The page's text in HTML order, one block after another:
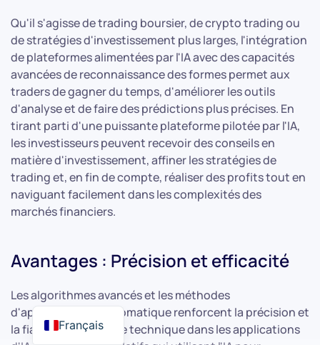
Qu'il s'agisse de trading boursier, de crypto trading ou
de stratégies d'investissement plus larges, l'intégration
de plateformes alimentées par l'IA avec des capacités
avancées de reconnaissance des formes permet aux
traders de gagner du temps, d'améliorer les outils
d'analyse et de faire des prédictions plus précises. En
tirant parti d'une puissante plateforme pilotée par l'IA,
les investisseurs peuvent recevoir des conseils en
matière d'investissement, affiner les stratégies de
trading et, en fin de compte, réaliser des profits tout en
naviguant facilement dans les complexités des
marchés financiers.
Avantages : Précision et efficacité
Les algorithmes avancés et les méthodes
d'apprentissage automatique renforcent la précision et
la fiabilité de l'analyse technique dans les applications
Français